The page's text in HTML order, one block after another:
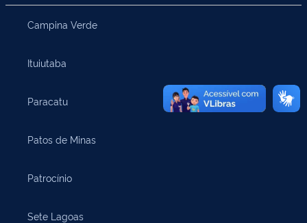
Campina Verde
Ituiutaba
Paracatu
Patos de Minas
Patrocínio
Sete Lagoas